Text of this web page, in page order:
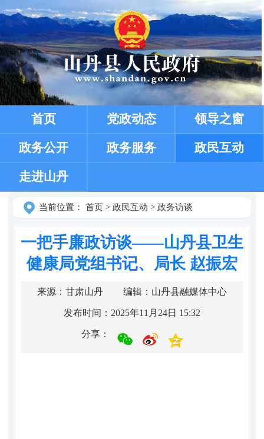
首页 党政动态 领导之窗
政务公开 政务服务 政民互动
走进山丹
当前位置： 首页> 政民互动 > 政务访谈
一把手廉政访谈——山丹县卫生
健康局党组书记、局长 赵振宏
来源：甘肃山丹 编辑：山丹县融媒体中心
发布时间：2025年11月24日 15:32
分享：